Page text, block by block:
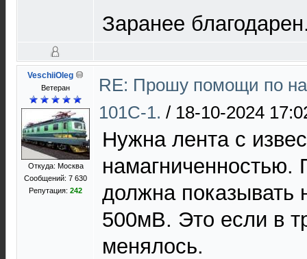
Заранее
VeschiiOleg
Ветеран
Откуда: Москва
Сообщений: 7 630
Репутация: 242
RE: Прошу помощи по
101С-1. / 18-10-2024
Нужна лента с
намагниченностью.
должна показывать
500мВ. Это если в
менялось.